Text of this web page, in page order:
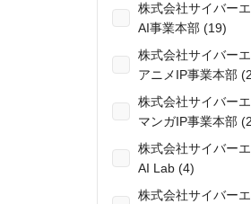
株式会社サイバー
AI事業本部 (19)
株式会社サイバー
アニメIP事業本部
株式会社サイバー
マンガIP事業本部
株式会社サイバー
AI Lab (4)
株式会社サイバー